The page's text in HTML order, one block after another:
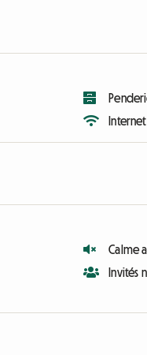
Internet
Calme
Invités